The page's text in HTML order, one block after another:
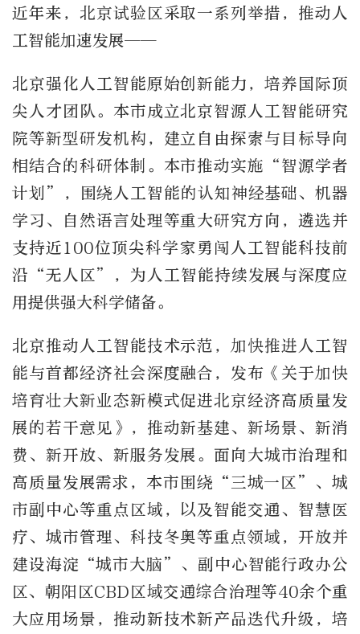
近年来，北京试验区采取一系列举措，推动人
工智能加速发展——
北京强化人工智能原始创新能力，培养国际顶
尖人才团队。本市成立北京智源人工智能研究
院等新型研发机构，建立自由探索与目标导向
相结合的科研体制。本市推动实施“智源学者
计划”，围绕人工智能的认知神经基础、机器
学习、自然语言处理等重大研究方向，遴选并
支持近100位顶尖科学家勇闯人工智能科技前
沿“无人区”，为人工智能持续发展与深度应
用提供强大科学储备。
北京推动人工智能技术示范，加快推进人工智
能与首都经济社会深度融合，发布《关于加快
培育壮大新业态新模式促进北京经济高质量发
展的若干意见》，推动新基建、新场景、新消
费、新开放、新服务发展。面向大城市治理和
高质量发展需求，本市围绕“三城一区”、城
市副中心等重点区域，以及智能交通、智慧医
疗、城市管理、科技冬奥等重点领域，开放并
建设海淀“城市大脑”、副中心智能行政办公
区、朝阳区CBD区域交通综合治理等40余个重
大应用场景，推动新技术新产品迭代升级，培